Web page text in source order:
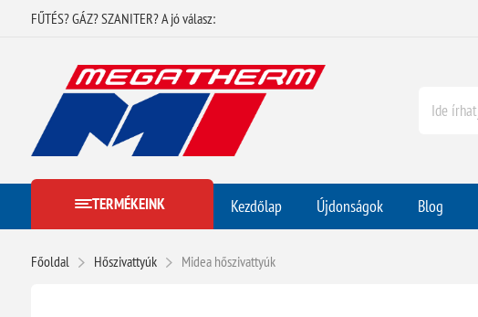
FŰTÉS? GÁZ? SZANITER? A jó válasz:
TERMÉKEINK Kezdőlap Újdonságok Blog
Főoldal Hőszivattyúk Midea hőszivattyúk